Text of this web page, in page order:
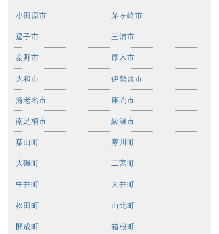
小田原市 茅ヶ崎市
逗子市 三浦市
秦野市 厚木市
大和市 伊勢原市
海老名市 座間市
南足柄市 綾瀬市
葉山町 寒川町
大磯町 二宮町
中井町 大井町
松田町 山北町
開成町 箱根町